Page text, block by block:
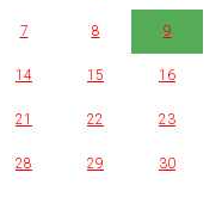
7 8 9
14 15 16
21 22 23
28 29 30